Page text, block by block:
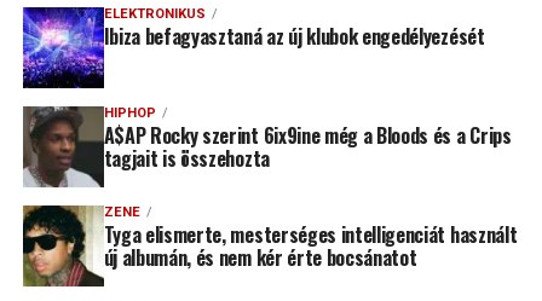
ELEKTRONIKUS
Ibiza befagyasztaná az új klubok engedélyezését
HIPHOP
A$AP Rocky szerint 6ix9ine még a Bloods és a Crips
tagjait is összehozta
ZENE
Tyga elismerte, mesterséges intelligenciát használt
új albumán, és nem kér érte bocsánatot